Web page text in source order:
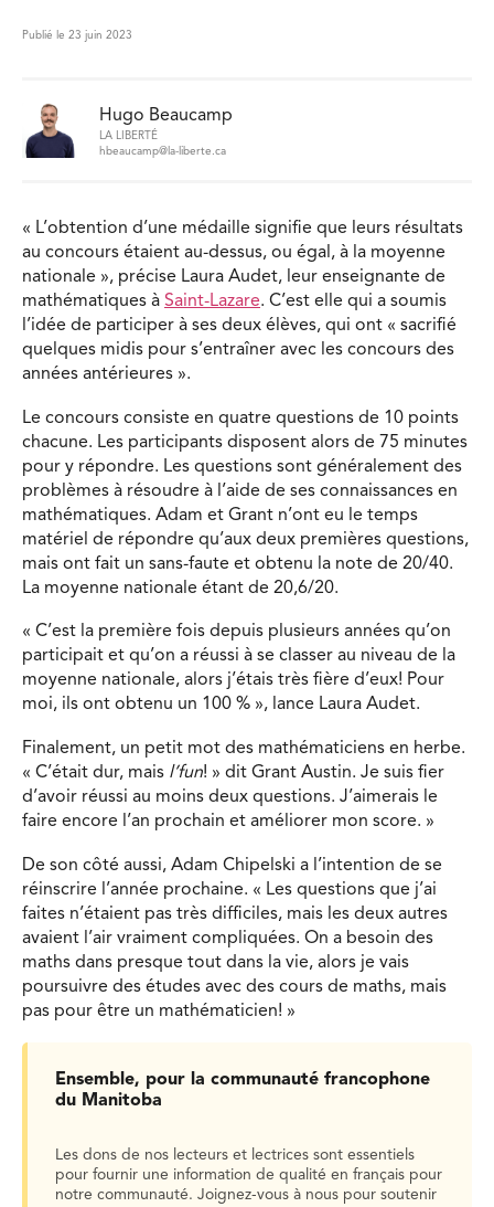
Publié le 23 juin 2023
Hugo Beaucamp
LA LIBERTÉ
hbeaucamp@la-liberte.ca
« L’obtention d’une médaille signifie que leurs résultats
au concours étaient au-dessus, ou égal, à la moyenne
nationale », précise Laura Audet, leur enseignante de
mathématiques à Saint-Lazare. C’est elle qui a soumis
l’idée de participer à ses deux élèves, qui ont « sacrifié
quelques midis pour s’entraîner avec les concours des
années antérieures ».
Le concours consiste en quatre questions de 10 points
chacune. Les participants disposent alors de 75 minutes
pour y répondre. Les questions sont généralement des
problèmes à résoudre à l’aide de ses connaissances en
mathématiques. Adam et Grant n’ont eu le temps
matériel de répondre qu’aux deux premières questions,
mais ont fait un sans-faute et obtenu la note de 20/40.
La moyenne nationale étant de 20,6/20.
« C’est la première fois depuis plusieurs années qu’on
participait et qu’on a réussi à se classer au niveau de la
moyenne nationale, alors j’étais très fière d’eux! Pour
moi, ils ont obtenu un 100 % », lance Laura Audet.
Finalement, un petit mot des mathématiciens en herbe.
« C’était dur, mais l’fun! » dit Grant Austin. Je suis fier
d’avoir réussi au moins deux questions. J’aimerais le
faire encore l’an prochain et améliorer mon score. »
De son côté aussi, Adam Chipelski a l’intention de se
réinscrire l’année prochaine. « Les questions que j’ai
faites n’étaient pas très difficiles, mais les deux autres
avaient l’air vraiment compliquées. On a besoin des
maths dans presque tout dans la vie, alors je vais
poursuivre des études avec des cours de maths, mais
pas pour être un mathématicien! »
Ensemble, pour la communauté francophone
du Manitoba
Les dons de nos lecteurs et lectrices sont essentiels
pour fournir une information de qualité en français pour
notre communauté. Joignez-vous à nous pour soutenir